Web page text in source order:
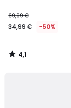
69,99 €
34,99 € -50%
4,1
/